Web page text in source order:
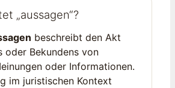
„aussagen“?
beschreibt den Akt
oder Bekundens von
oder Informationen.
im juristischen Kontext